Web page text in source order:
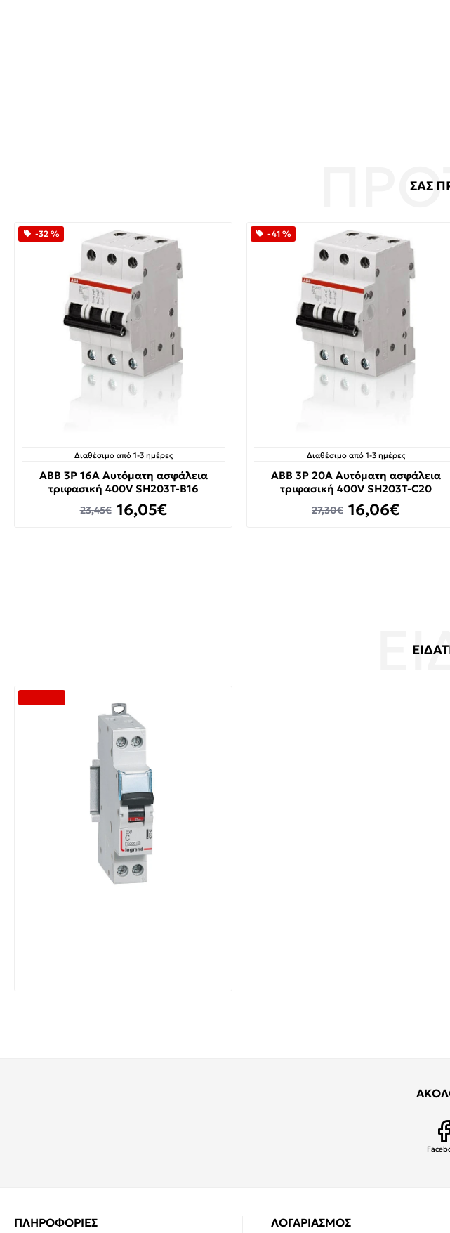
ΣΑΣ
-32 %
Διαθέσιμο από 1-3 ημέρες
ABB 3P 16A Αυτόματη ασφάλεια
τριφασική 400V SH203T-B16
16,05€
23,45€
-41 %
Διαθέσιμο από 1-3 ημέρες
ABB 3P 20A Αυτόματη ασφάλεια
τριφασική 400V SH203T-C20
16,06€
27,30€
ΠΛΗΡΟΦΟΡΙΕΣ ΛΟΓΑΡΙΑΣΜΟΣ